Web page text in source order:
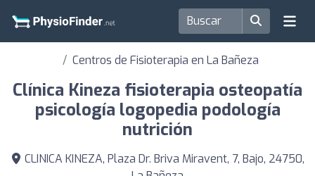
Centros de Fisioterapia en La Bañeza
Clínica Kineza fisioterapia osteopatía
psicología logopedia podología
nutrición
CLINICA KINEZA, Plaza Dr. Briva Miravent, 7, Bajo, 24750,